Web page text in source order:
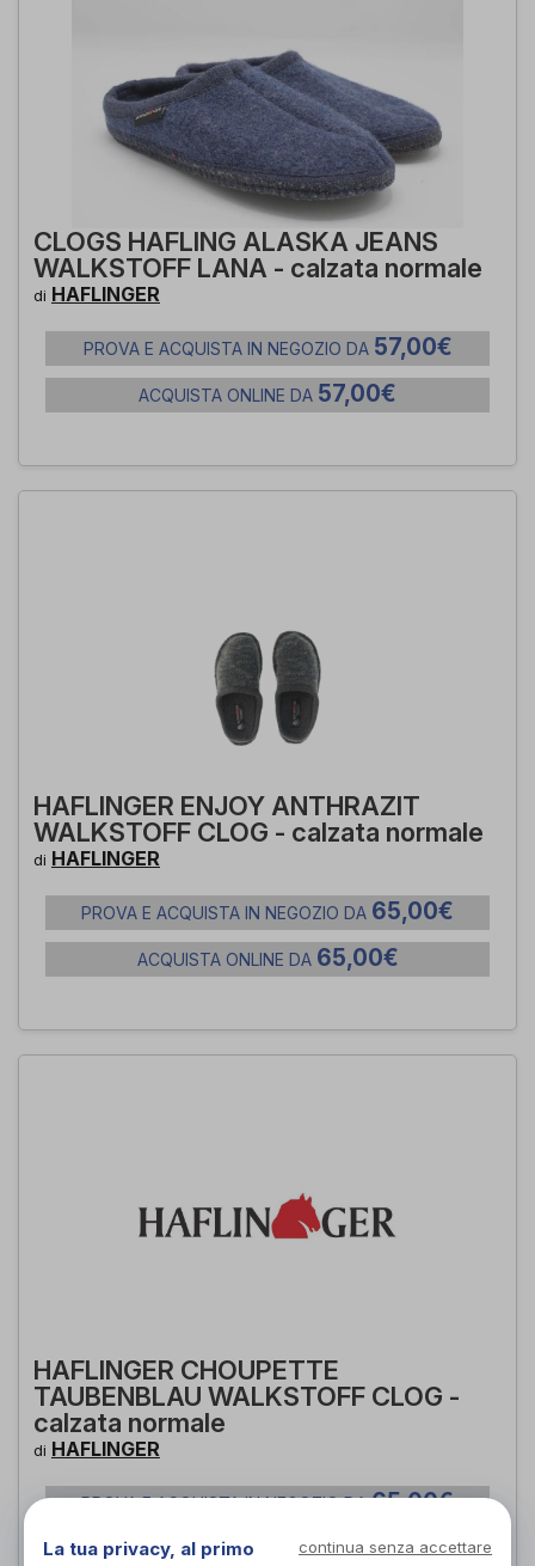
CLOGS HAFLING ALASKA JEANS
WALKSTOFF LANA - calzata normale
di HAFLINGER
PROVA E ACQUISTA IN NEGOZIO DA 57,00€
ACQUISTA ONLINE DA 57,00€
HAFLINGER ENJOY ANTHRAZIT
WALKSTOFF CLOG - calzata normale
di HAFLINGER
PROVA E ACQUISTA IN NEGOZIO DA 65,00€
ACQUISTA ONLINE DA 65,00€
HAFLINGER CHOUPETTE
TAUBENBLAU WALKSTOFF CLOG -
calzata normale
di HAFLINGER
PROVA E ACQUISTA IN NEGOZIO DA65,00€
ACQUISTA ONLINE DA65,00€
La tua privacy, al primo
continua senza accettare